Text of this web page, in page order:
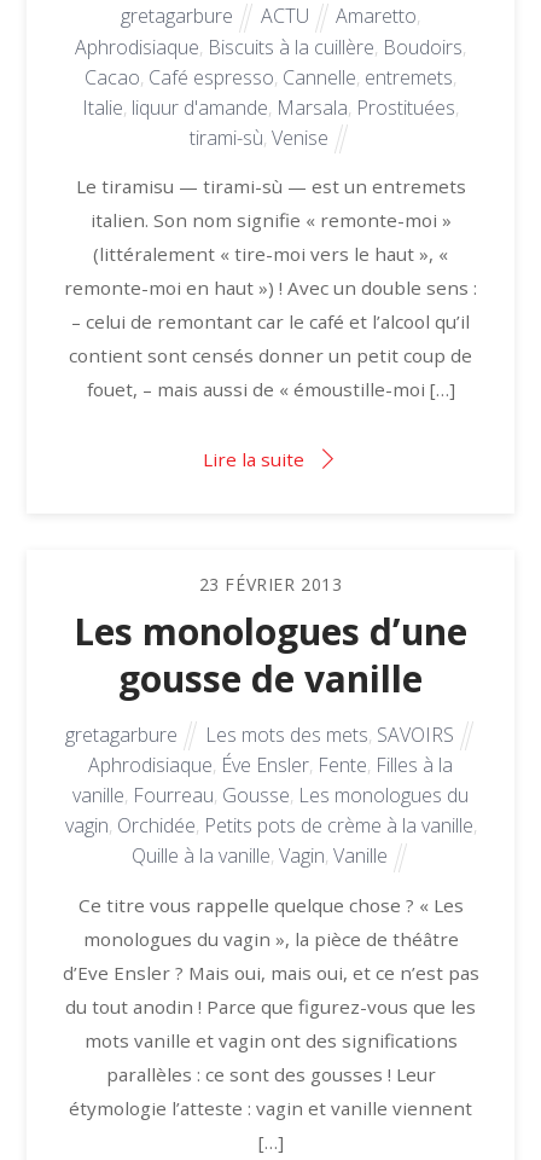
gretagarbure ACTU Amaretto,
Aphrodisiaque, Biscuits à la cuillère, Boudoirs,
Cacao, Café espresso, Cannelle, entremets,
Italie, liquur d'amande, Marsala, Prostituées,
tirami-sù,Venise
Le tiramisu — tirami-sù — est un entremets
italien. Son nom signifie « remonte-moi »
(littéralement « tire-moi vers le haut », «
remonte-moi en haut ») ! Avec un double sens :
– celui de remontant car le café et l’alcool qu’il
contient sont censés donner un petit coup de
fouet, – mais aussi de « émoustille-moi […]
Lire la suite
23 FÉVRIER 2013
Les monologues d’une
gousse de vanille
gretagarbure Les mots des mets, SAVOIRS
Aphrodisiaque, Éve Ensler, Fente, Filles à la
vanille, Fourreau, Gousse, Les monologues du
vagin, Orchidée, Petits pots de crème à la vanille,
Quille à la vanille, Vagin, Vanille
Ce titre vous rappelle quelque chose ? « Les
monologues du vagin », la pièce de théâtre
d’Eve Ensler ? Mais oui, mais oui, et ce n’est pas
du tout anodin ! Parce que figurez-vous que les
mots vanille et vagin ont des significations
parallèles : ce sont des gousses ! Leur
étymologie l’atteste : vagin et vanille viennent
[…]